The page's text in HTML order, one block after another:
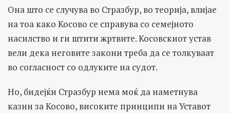
Она што се случува во Стразбур, во теорија, влијае
на тоа како Косово се справува со семејното
насилство и ги штити жртвите. Косовскиот устав
вели дека неговите закони треба да се толкуваат
во согласност со одлуките на судот.
Но, бидејќи Стразбур нема моќ да наметнува
казни за Косово, високите принципи на Уставот